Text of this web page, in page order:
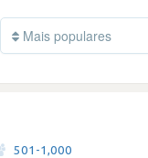
Mais populares
501-1,000